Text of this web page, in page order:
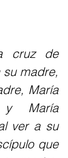
cruz de
madre,
María
María
ver a su
que